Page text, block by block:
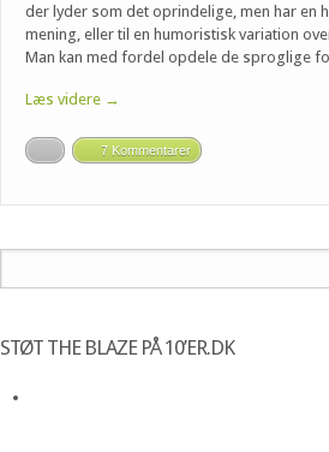
der lyder som det oprindelige, men har en
mening, eller til en humoristisk variation
Man kan med fordel opdele de sproglige
Læs videre →
7 Kommentarer
STØT THE BLAZE PÅ 10’ER.DK